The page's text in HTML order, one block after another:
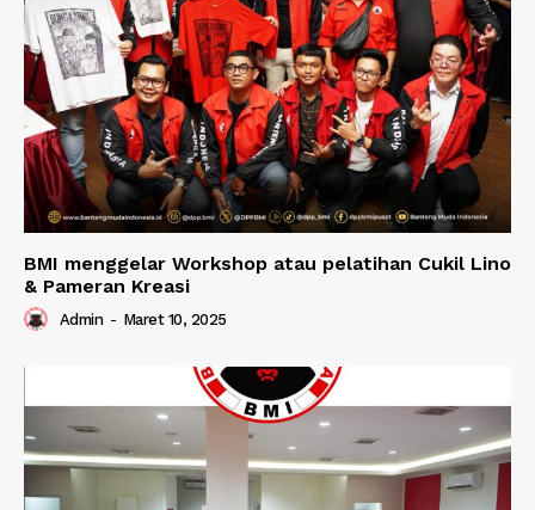
BMI menggelar Workshop atau pelatihan Cukil Lino
& Pameran Kreasi
Admin - Maret 10, 2025